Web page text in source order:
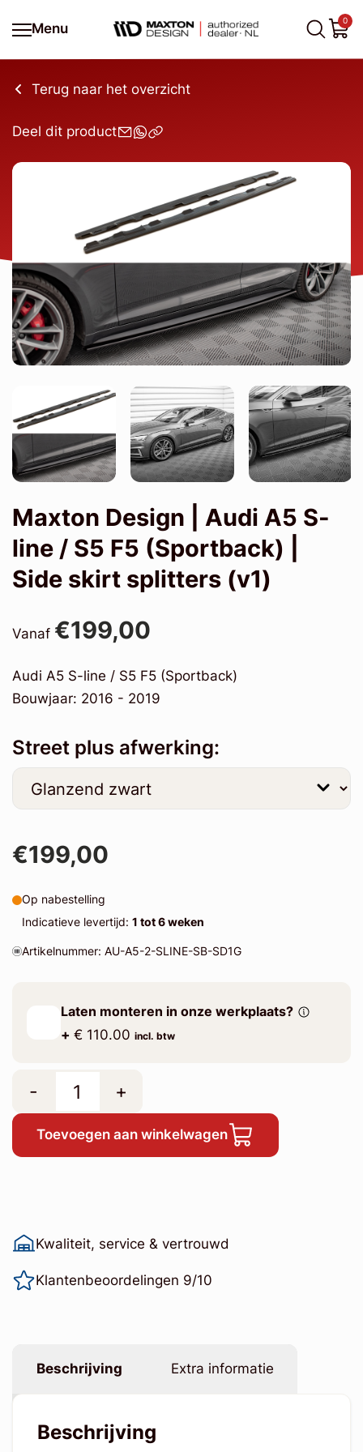
Menu
0
Terug naar het overzicht
Deel dit product
Maxton Design | Audi A5 S-
line / S5 F5 (Sportback) |
Side skirt splitters (v1)
Vanaf €199,00
Audi A5 S-line / S5 F5 (Sportback)
Bouwjaar: 2016 - 2019
Street plus afwerking:
€199,00
Op nabestelling
Indicatieve levertijd: 1 tot 6 weken
Artikelnummer: AU-A5-2-SLINE-SB-SD1G
Laten monteren in onze werkplaats?
+ € 110.00 incl. btw
- +
Toevoegen aan winkelwagen
Kwaliteit, service & vertrouwd
Klantenbeoordelingen 9/10
Beschrijving Extra informatie
Beschrijving